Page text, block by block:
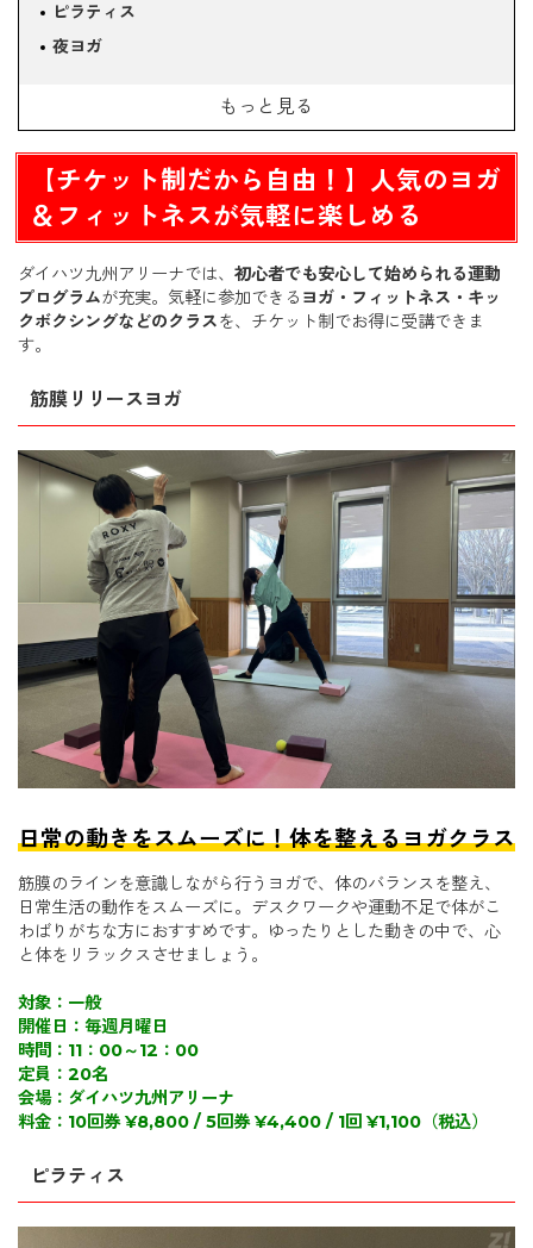
ピラティス
夜ヨガ
キックSHAPE UP
【こんな方におすすめ】自分に合うクラスを見つけよう！
【チケット制のメリット】無駄なく、自分のペースで運動
習慣をつけられます！
もっと見る
【チケット制だから自由！】人気のヨガ
＆フィットネスが気軽に楽しめる
ダイハツ九州アリーナでは、 初心者でも安心して始められる運動
プログラムが充実。気軽に参加できる ヨガ・フィットネス・キッ
クボクシングなどのクラスを、チケット制でお得に受講できま
す。
筋膜リリースヨガ
日常の動きをスムーズに！体を整えるヨガクラス
筋膜のラインを意識しながら行うヨガで、体のバランスを整え、
日常生活の動作をスムーズに。デスクワークや運動不足で体がこ
わばりがちな方におすすめです。ゆったりとした動きの中で、心
と体をリラックスさせましょう。
対象：一般
開催日：毎週月曜日
時間：11：00～12：00
定員：20名
会場：ダイハツ九州アリーナ
料金：10回券 ¥8,800 / 5回券 ¥4,400 / 1回 ¥1,100（税込）
ピラティス